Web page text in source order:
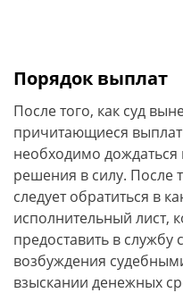
Порядок выплат
После того, как суд
причитающиеся
необходимо дождаться
решения в силу. После
следует обратиться в
исполнительный лист,
предоставить в службу
возбуждения
взыскании денежных